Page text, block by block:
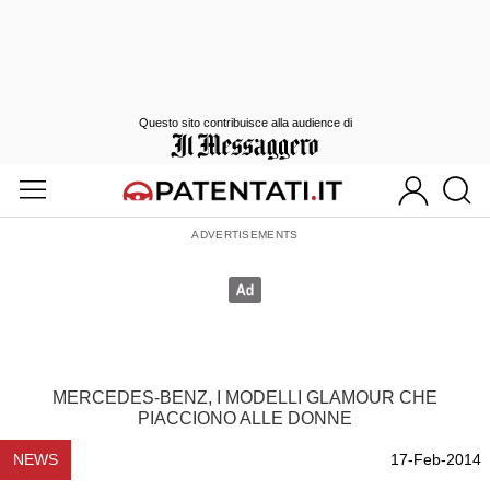
MERCEDES-BENZ, I MODELLI GLAMOUR CHE
PIACCIONO ALLE DONNE
NEWS 17-Feb-2014
Questo sito contribuisce alla audience di